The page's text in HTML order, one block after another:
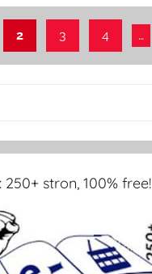
2 3 4 …
stron, 100% free!